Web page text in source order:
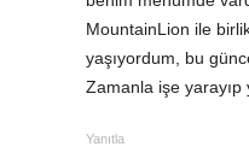
MountainLion ile
yaşıyordum, bu
Zamanla işe yarayıp
Yanıtla